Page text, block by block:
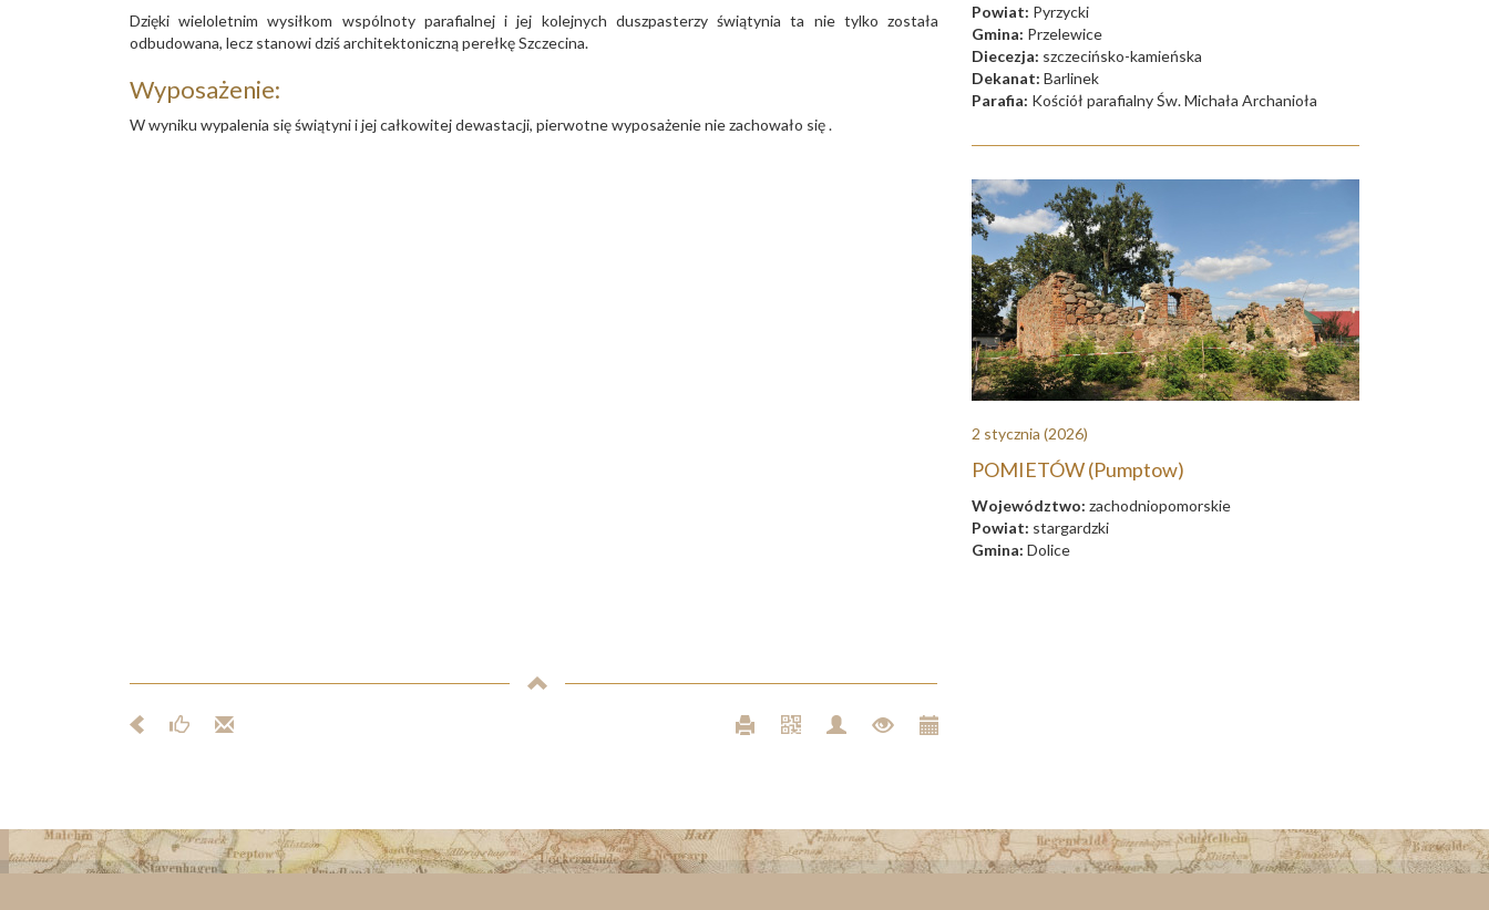
Dzięki wieloletnim wysiłkom wspólnoty parafialnej i jej kolejnych duszpasterzy świątynia ta nie tylko została
odbudowana, lecz stanowi dziś architektoniczną perełkę Szczecina.
Wyposażenie:
W wyniku wypalenia się świątyni i jej całkowitej dewastacji, pierwotne wyposażenie nie zachowało się .
Powiat: Pyrzycki
Gmina: Przelewice
Diecezja: szczecińsko-kamieńska
Dekanat: Barlinek
Parafia: Kościół parafialny Św. Michała Archanioła
2 stycznia (2026)
POMIETÓW (Pumptow)
Województwo: zachodniopomorskie
Powiat: stargardzki
Gmina: Dolice